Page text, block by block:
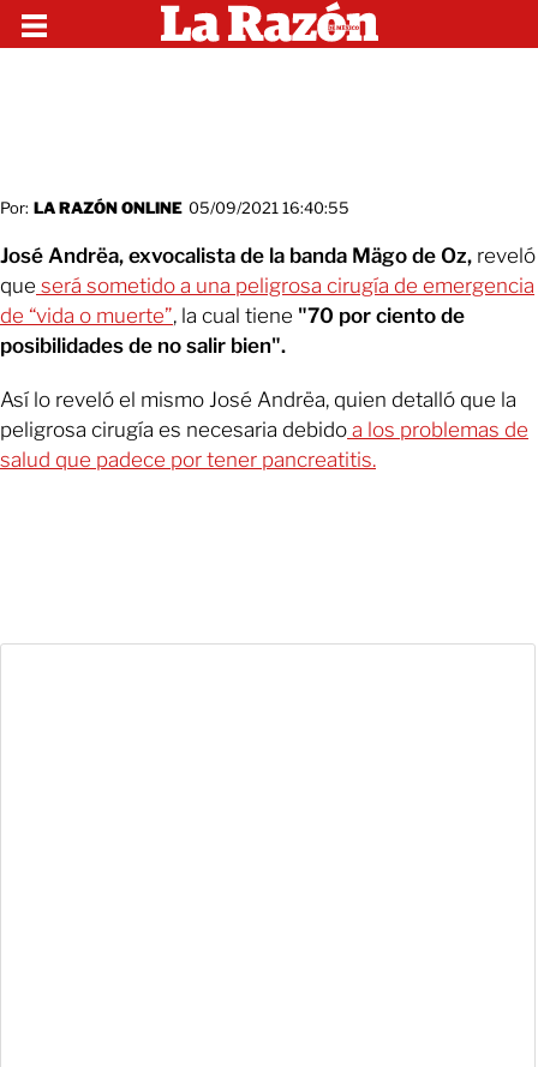
Por: LA RAZÓN ONLINE 05/09/2021 16:40:55
José Andrëa, exvocalista de la banda Mägo de Oz, reveló
que será sometido a una peligrosa cirugía de emergencia
de “vida o muerte”, la cual tiene "70 por ciento de
posibilidades de no salir bien".
Así lo reveló el mismo José Andrëa, quien detalló que la
peligrosa cirugía es necesaria debido a los problemas de
salud que padece por tener pancreatitis.